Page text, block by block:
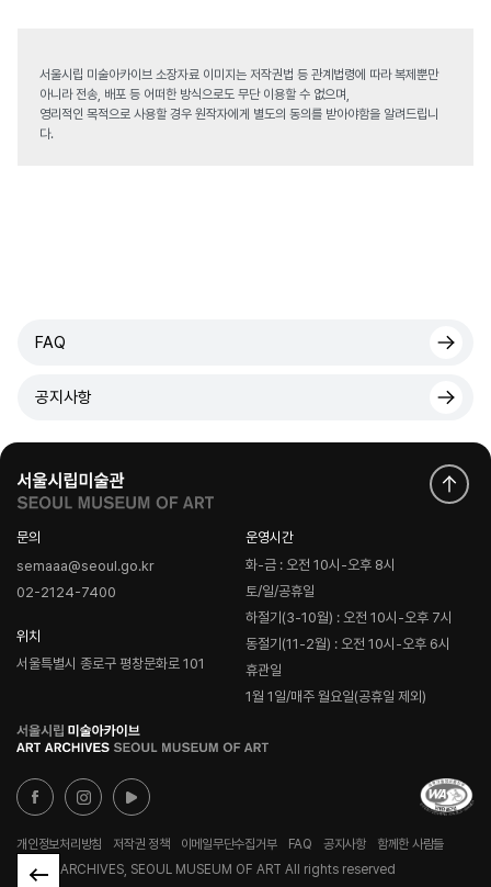
서울시립 미술아카이브 소장자료 이미지는 저작권법 등 관계법령에 따라 복제뿐만
아니라 전송, 배포 등 어떠한 방식으로도 무단 이용할 수 없으며,
영리적인 목적으로 사용할 경우 원작자에게 별도의 동의를 받아야함을 알려드립니
다.
FAQ
공지사항
문의
semaaa@seoul.go.kr
02-2124-7400
위치
서울특별시 종로구 평창문화로 101
운영시간
화-금 : 오전 10시-오후 8시
토/일/공휴일
하절기(3-10월) : 오전 10시-오후 7시
동절기(11-2월) : 오전 10시-오후 6시
휴관일
1월 1일/매주 월요일(공휴일 제외)
로
고
개인정보처리방침 저작권 정책 이메일무단수집거부 FAQ 공지사항
함께한 사람들
© ART ARCHIVES, SEOUL MUSEUM OF ART All rights reserved